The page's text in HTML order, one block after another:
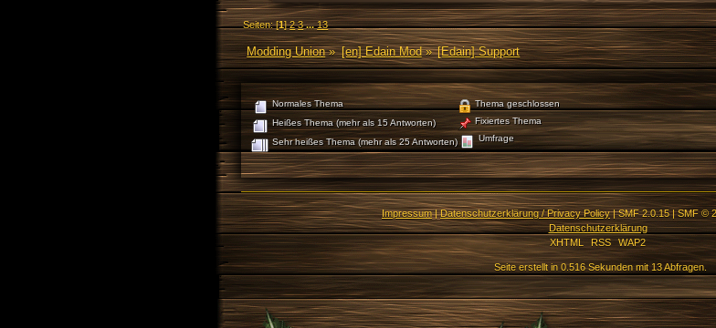
Seiten: [1]2 3 ...13
Modding Union» [en] Edain Mod» [Edain] Support
Normales Thema
Heißes Thema (mehr als 15 Antworten)
Sehr heißes Thema (mehr als 25 Antworten)
Thema geschlossen
Fixiertes Thema
Umfrage
Impressum|Datenschutzerklärung / Privacy Policy|SMF 2.0.15|SMF ©
Datenschutzerklärung
XHTML
RSS WAP2
Seite erstellt in 0.516 Sekunden mit 13 Abfragen.